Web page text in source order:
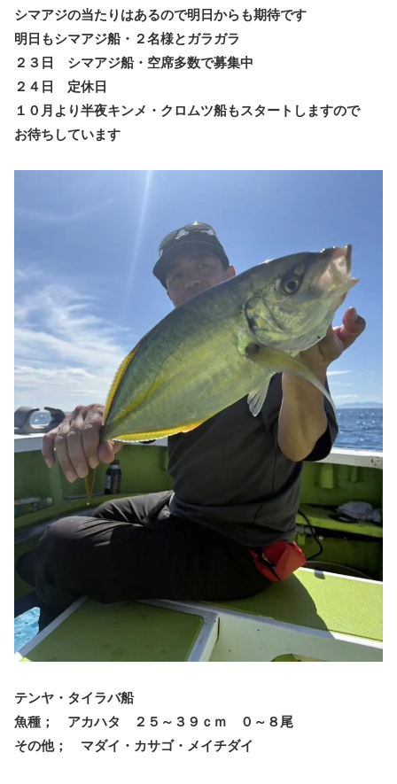
シマアジの当たりはあるので明日からも期待です
明日もシマアジ船・２名様とガラガラ
２３日 シマアジ船・空席多数で募集中
２４日 定休日
１０月より半夜キンメ・クロムツ船もスタートしますので
お待ちしています
テンヤ・タイラバ船
魚種； アカハタ ２５～３９ｃｍ ０～８尾
その他； マダイ・カサゴ・メイチダイ